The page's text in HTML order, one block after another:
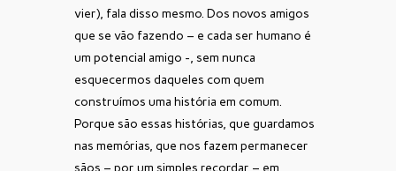
vier), fala disso mesmo. Dos novos amigos
que se vão fazendo – e cada ser humano é
um potencial amigo -, sem nunca
esquecermos daqueles com quem
construímos uma história em comum.
Porque são essas histórias, que guardamos
nas memórias, que nos fazem permanecer
sãos – por um simples recordar – em